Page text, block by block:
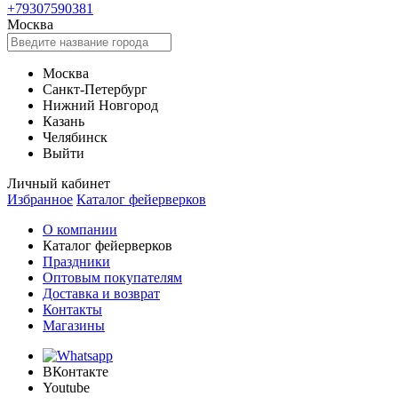
+79307590381
Москва
Москва
Санкт-Петербург
Нижний Новгород
Казань
Челябинск
Выйти
Личный кабинет
Избранное Каталог фейерверков
О компании
Каталог фейерверков
Праздники
Оптовым покупателям
Доставка и возврат
Контакты
Магазины
ВКонтакте
Youtube